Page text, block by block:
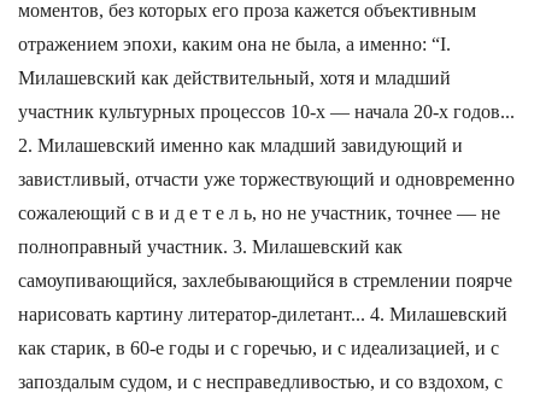
моментов, без которых его проза кажется объективным
отражением эпохи, каким она не была, а именно: “I.
Милашевский как действительный, хотя и младший
участник культурных процессов 10-х — начала 20-х годов...
2. Милашевский именно как младший завидующий и
завистливый, отчасти уже торжествующий и одновременно
сожалеющий с в и д е т е л ь, но не участник, точнее — не
полноправный участник. 3. Милашевский как
самоупивающийся, захлебывающийся в стремлении поярче
нарисовать картину литератор-дилетант... 4. Милашевский
как старик, в 60-е годы и с горечью, и с идеализацией, и с
запоздалым судом, и с несправедливостью, и со вздохом, с